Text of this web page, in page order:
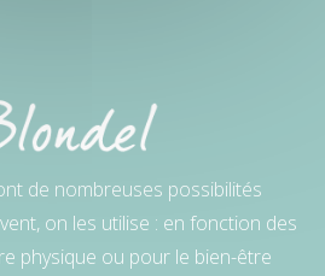
de nombreuses possibilités
on les utilise : en fonction des
physique ou pour le bien-être